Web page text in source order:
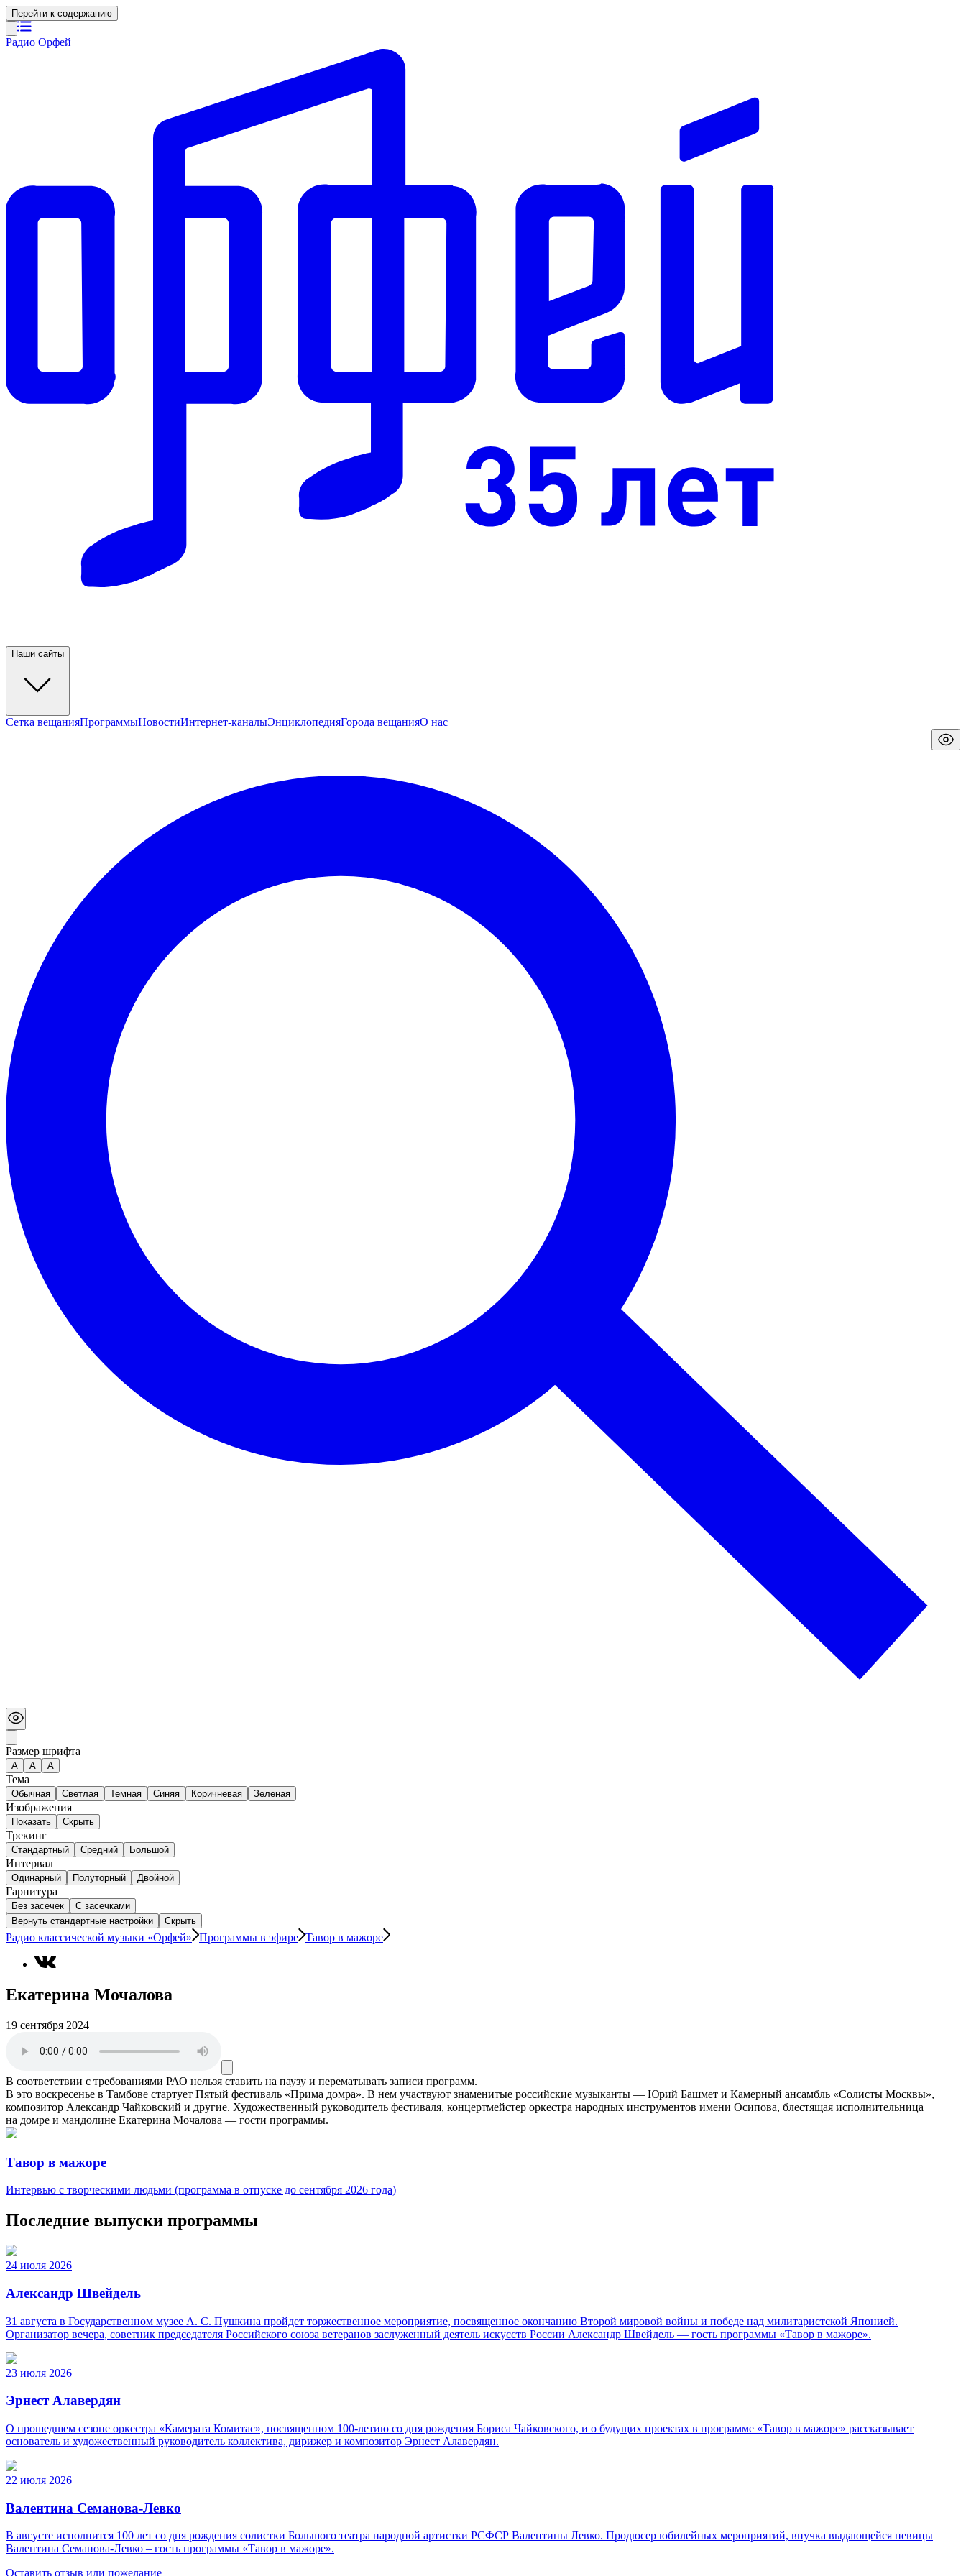
Перейти к содержанию
Радио Орфей
Наши сайты
Сетка вещанияПрограммыНовостиИнтернет-каналыЭнциклопедияГорода вещанияО нас
Размер шрифта
А A A
Тема
Обычная Светлая Темная Синяя Коричневая Зеленая
Изображения
Показать Скрыть
Трекинг
Стандартный Средний Большой
Интервал
Одинарный Полуторный Двойной
Гарнитура
Без засечек
С засечками
Вернуть стандартные настройки
Скрыть
Радио классической музыки «Орфей» Программы в эфире Тавор в мажоре
Екатерина Мочалова
19 сентября 2024
В соответствии с требованиями РАО нельзя ставить на паузу и перематывать записи программ.
В это воскресенье в Тамбове стартует Пятый фестиваль «Прима домра». В нем участвуют знаменитые российские музыканты — Юрий Башмет и Камерный ансамбль «Солисты Москвы»,
композитор Александр Чайковский и другие. Художественный руководитель фестиваля, концертмейстер оркестра народных инструментов имени Осипова, блестящая исполнительница
на домре и мандолине Екатерина Мочалова — гости программы.
Тавор в мажоре
Интервью с творческими людьми (программа в отпуске до сентября 2026 года)
Последние выпуски программы
24 июля 2026
Александр Швейдель
31 августа в Государственном музее А. С. Пушкина пройдет торжественное мероприятие, посвященное окончанию Второй мировой войны и победе над милитаристской Японией.
Организатор вечера, советник председателя Российского союза ветеранов заслуженный деятель искусств России Александр Швейдель — гость программы «Тавор в мажоре».
23 июля 2026
Эрнест Алавердян
О прошедшем сезоне оркестра «Камерата Комитас», посвященном 100-летию со дня рождения Бориса Чайковского, и о будущих проектах в программе «Тавор в мажоре» рассказывает
основатель и художественный руководитель коллектива, дирижер и композитор Эрнест Алавердян.
22 июля 2026
Валентина Семанова-Левко
В августе исполнится 100 лет со дня рождения солистки Большого театра народной артистки РСФСР Валентины Левко. Продюсер юбилейных мероприятий, внучка выдающейся певицы
Валентина Семанова-Левко – гость программы «Тавор в мажоре».
Оставить отзыв или пожелание